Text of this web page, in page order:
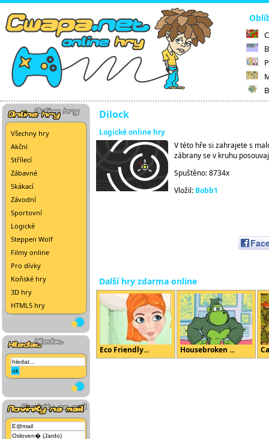
Všechny hry
Akční
Střílecí
Zábavné
Skákací
Závodní
Sportovní
Logické
Steppen Wolf
Filmy online
Pro dívky
Koňské hry
3D hry
HTML5 hry
Dilock
Logické online hry
V této hře si zahrajete s
zábrany se v kruhu
Spuštěno: 8734x
Vložil: Bobb1
Další hry zdarma online
Eco Friendly... Housebroken ...